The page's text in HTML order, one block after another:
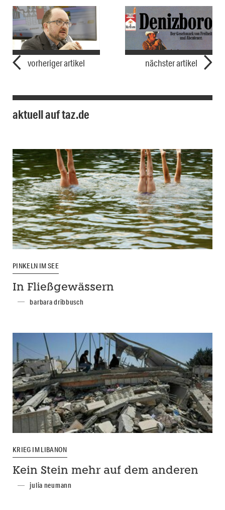
vorheriger artikel nächster artikel
aktuell auf taz.de
PINKELN IM SEE
In Fließgewässern
barbara dribbusch
KRIEG IM LIBANON
Kein Stein mehr auf dem anderen
julia neumann